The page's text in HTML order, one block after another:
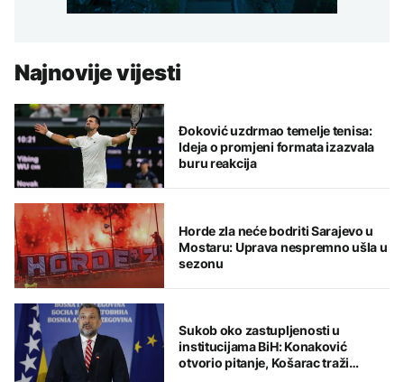
Najnovije vijesti
Đoković uzdrmao temelje tenisa:
Ideja o promjeni formata izazvala
buru reakcija
Horde zla neće bodriti Sarajevo u
Mostaru: Uprava nespremno ušla u
sezonu
Sukob oko zastupljenosti u
institucijama BiH: Konaković
otvorio pitanje, Košarac traži